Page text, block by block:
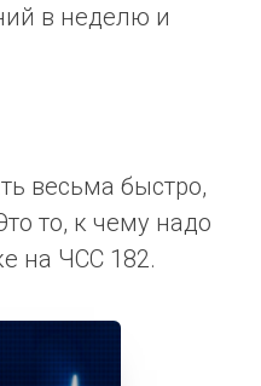
в неделю и
весьма быстро,
то, к чему надо
на ЧСС 182.